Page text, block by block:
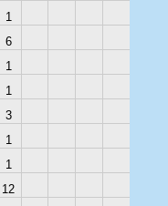
1
6
1
1
3
1
1
12